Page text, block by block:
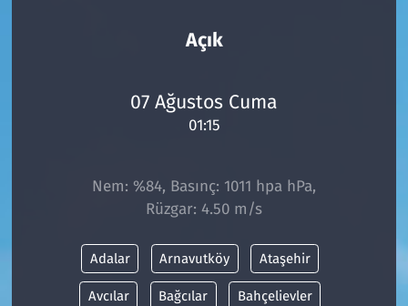
Açık
07 Ağustos Cuma
01:15
Nem: %84, Basınç: 1011 hpa hPa,
Rüzgar: 4.50 m/s
Adalar Arnavutköy Ataşehir
Avcılar Bağcılar Bahçelievler